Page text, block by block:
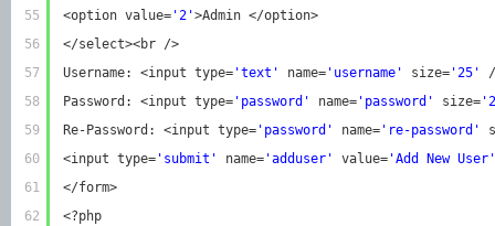
55
56
57
58
59
60
61
62
<option value= '2'>Admin </option>
</select><br />
Username: <input type= 'text' name= 'username' size= '25'
Password: <input type= 'password' name= 'password' size=
Re-Password: <input type= 'password' name= 're-password'
<input type= 'submit' name= 'adduser' value= 'Add New User'
</form>
<?php